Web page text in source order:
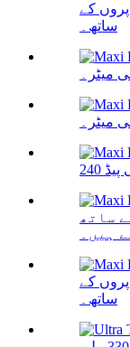
ملی میٹر پروں کے
ساتھ۔
پیڈ
کے ساتھ
ہیں۔
ملی میٹر پروں کے
ساتھ۔